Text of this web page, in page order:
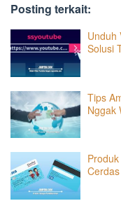
Posting terkait:
Unduh
Solusi
Tips
Nggak